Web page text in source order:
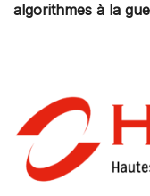
algorithmes à la